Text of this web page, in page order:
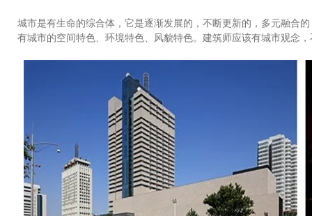
城市是有生命的综合体，它是逐渐发展的，不断更新的，多元融合
有城市的空间特色、环境特色、风貌特色。建筑师应该有城市观念